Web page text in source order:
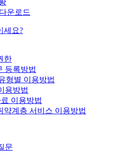
운로드
세요?
한
등록방법
형별 이용방법
용방법
이용방법
약계층 서비스 이용방법
문